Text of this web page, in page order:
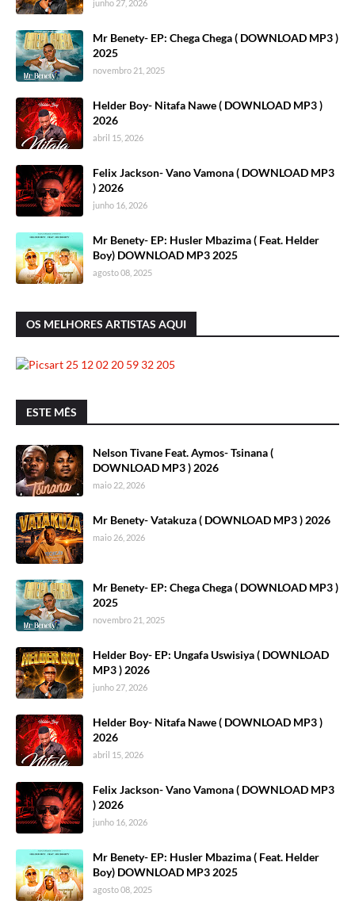
junho 27, 2026
Mr Benety- EP: Chega Chega ( DOWNLOAD MP3 )
2025
novembro 21, 2025
Helder Boy- Nitafa Nawe ( DOWNLOAD MP3 )
2026
abril 15, 2026
Felix Jackson- Vano Vamona ( DOWNLOAD MP3
) 2026
junho 16, 2026
Mr Benety- EP: Husler Mbazima ( Feat. Helder
Boy) DOWNLOAD MP3 2025
agosto 08, 2025
OS MELHORES ARTISTAS AQUI
ESTE MÊS
Nelson Tivane Feat. Aymos- Tsinana (
DOWNLOAD MP3 ) 2026
maio 22, 2026
Mr Benety- Vatakuza ( DOWNLOAD MP3 ) 2026
maio 26, 2026
Mr Benety- EP: Chega Chega ( DOWNLOAD MP3 )
2025
novembro 21, 2025
Helder Boy- EP: Ungafa Uswisiya ( DOWNLOAD
MP3 ) 2026
junho 27, 2026
Helder Boy- Nitafa Nawe ( DOWNLOAD MP3 )
2026
abril 15, 2026
Felix Jackson- Vano Vamona ( DOWNLOAD MP3
) 2026
junho 16, 2026
Mr Benety- EP: Husler Mbazima ( Feat. Helder
Boy) DOWNLOAD MP3 2025
agosto 08, 2025